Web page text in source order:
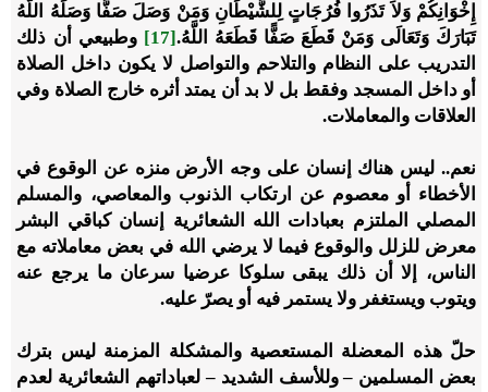
إِخْوَانِكُمْ وَلاَ تَذَرُوا فُرُجَاتٍ لِلشَّيْطَانِ وَمَنْ وَصَلَ صَفًّا وَصَلَهُ اللَّهُ
تَبَارَكَ وَتَعَالَى وَمَنْ قَطَعَ صَفًّا قَطَعَهُ اللَّهُ.[17]
وطبيعي أن ذلك
التدريب على النظام والتلاحم والتواصل لا يكون داخل الصلاة
أو داخل المسجد وفقط بل لا بد أن يمتد أثره خارج الصلاة وفي
العلاقات والمعاملات.
نعم.. ليس هناك إنسان على وجه الأرض منزه عن الوقوع في
الأخطاء أو معصوم عن ارتكاب الذنوب والمعاصي، والمسلم
المصلي الملتزم بعبادات الله الشعائرية إنسان كباقي البشر
معرض للزلل والوقوع فيما لا يرضي الله في بعض معاملاته مع
الناس، إلا أن ذلك يبقى سلوكا عرضيا سرعان ما يرجع عنه
ويتوب ويستغفر ولا يستمر فيه أو يصرّ عليه.
حلّ هذه المعضلة المستعصية والمشكلة المزمنة ليس بترك
بعض المسلمين – وللأسف الشديد – لعباداتهم الشعائرية لعدم